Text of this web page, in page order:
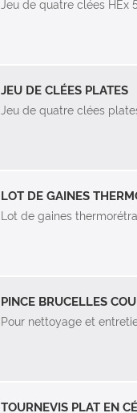
Jeu de quatre clées HEx
JEU DE CLÉES PLATES
Jeu de quatre clées
LOT DE GAINES
Lot de gaines
PINCE BRUCELLES
Pour nettoyage et
TOURNEVIS PLAT EN